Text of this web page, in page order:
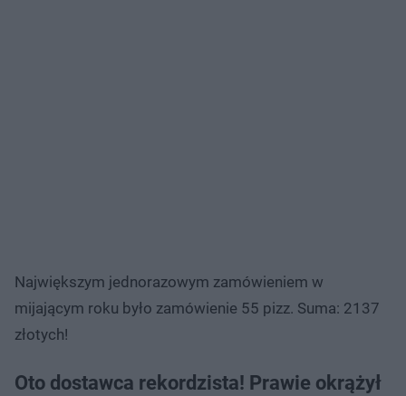
Największym jednorazowym zamówieniem w
mijającym roku było zamówienie 55 pizz. Suma: 2137
złotych!
Oto dostawca rekordzista! Prawie okrążył